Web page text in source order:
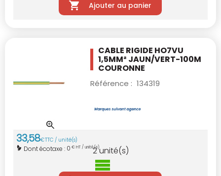
Ajouter au panier
CABLE RIGIDE HO7VU
1,5MM² JAUN/VERT-100M
COURONNE
Référence : 134319
33,58€TTC / unité(s)
Dont écotaxe : 0 € HT / unité(s)
2unité(s)